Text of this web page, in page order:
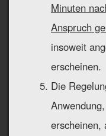
Minuten
Anspruch
insoweit
erscheinen.
Die
erscheinen,